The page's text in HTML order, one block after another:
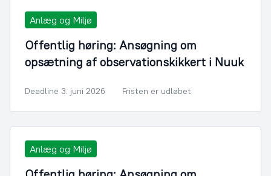
Anlæg og Miljø
Offentlig høring: Ansøgning om
opsætning af observationskikkert i Nuuk
Deadline 3. juni 2026 Fristen er udløbet
Anlæg og Miljø